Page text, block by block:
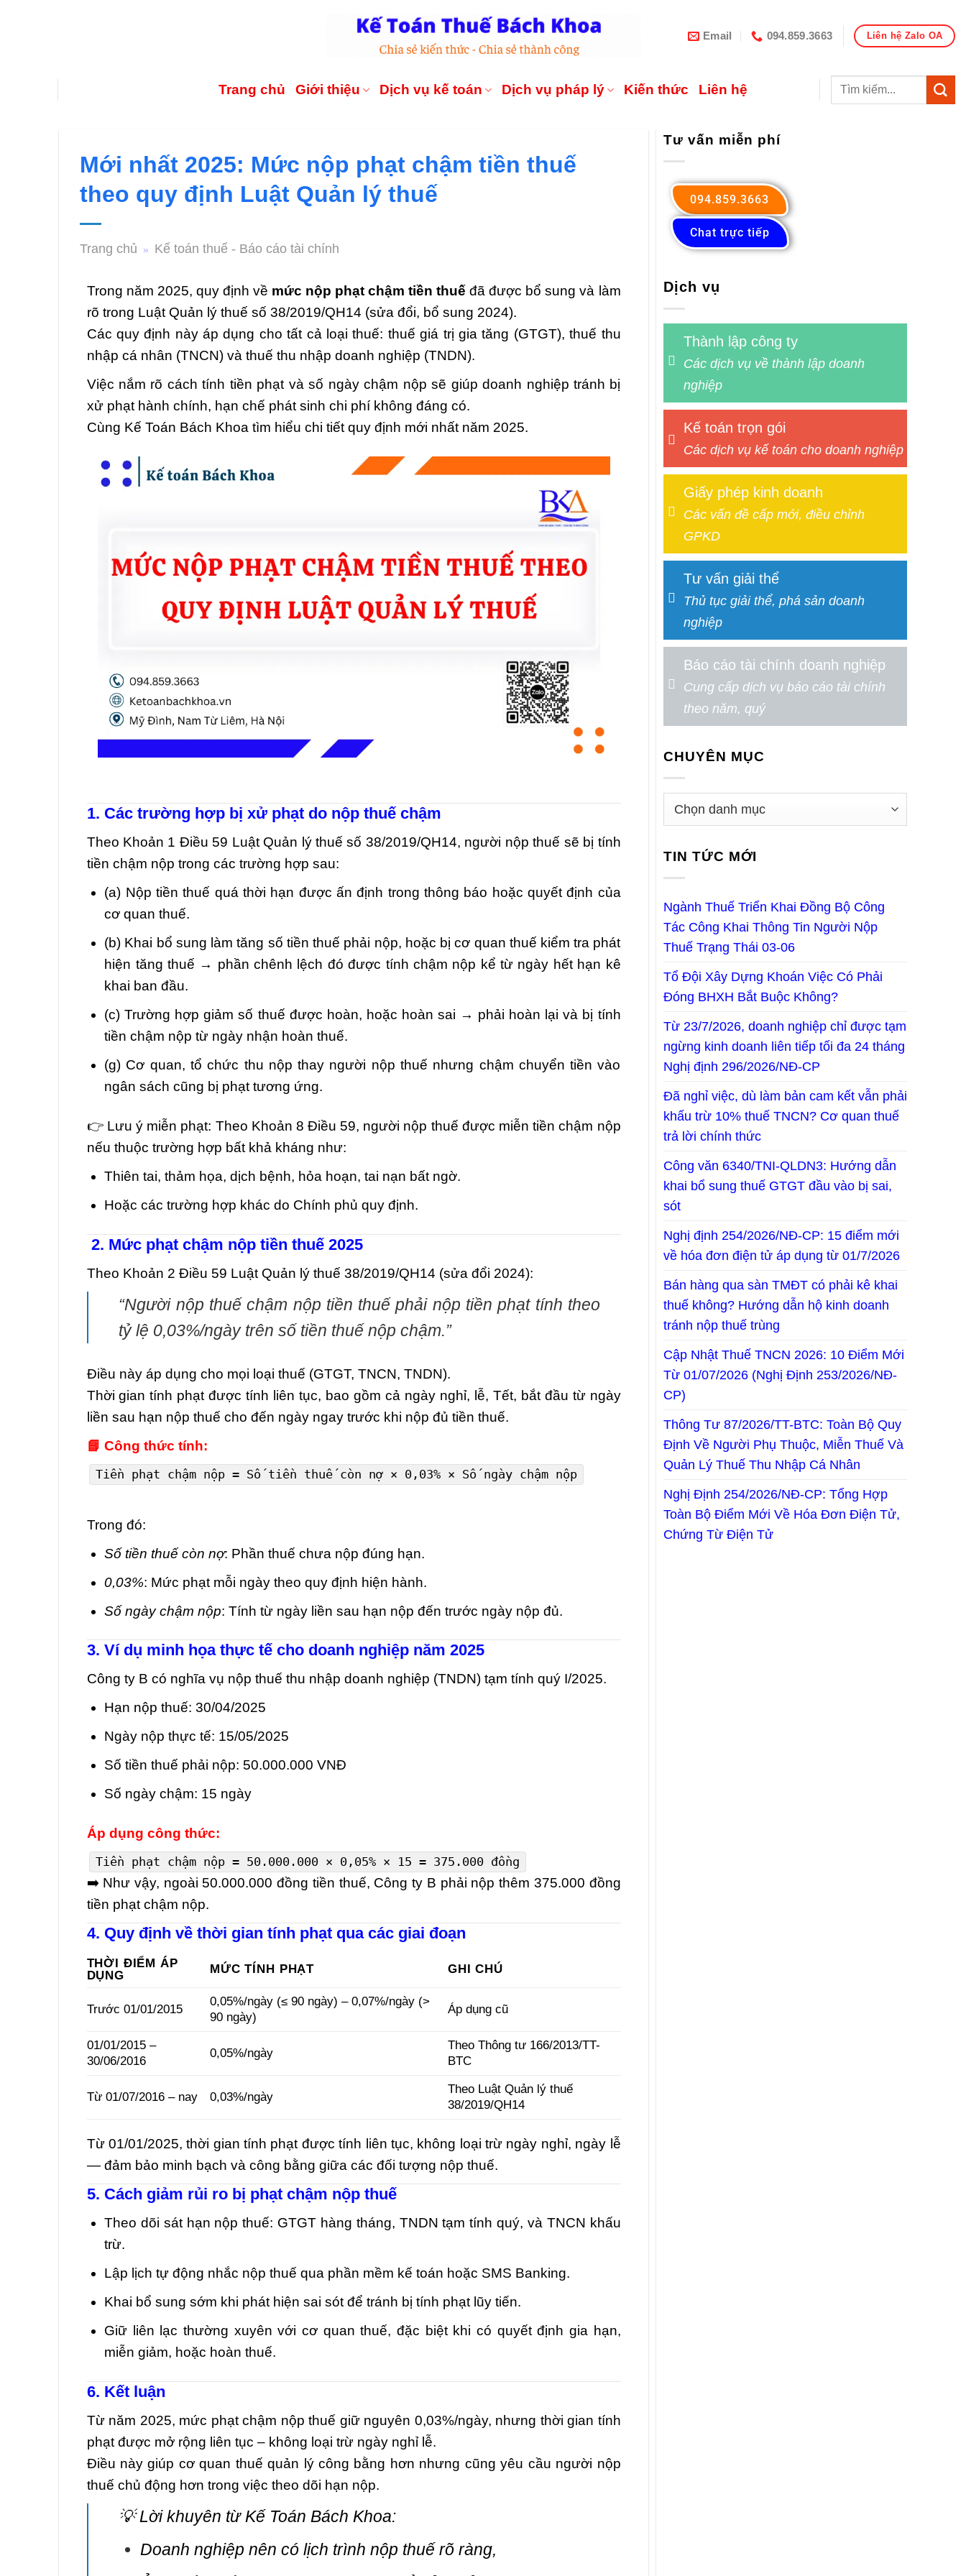
Email 094.859.3663 Liên hệ Zalo OA
Trang chủ Giới thiệu Dịch vụ kế toán Dịch vụ pháp lý Kiến thức Liên hệ
Mới nhất 2025: Mức nộp phạt chậm tiền thuế
theo quy định Luật Quản lý thuế
Trang chủ » Kế toán thuế - Báo cáo tài chính
Trong năm 2025, quy định về mức nộp phạt chậm tiền thuế đã được bổ sung và làm
rõ trong Luật Quản lý thuế số 38/2019/QH14 (sửa đổi, bổ sung 2024).
Các quy định này áp dụng cho tất cả loại thuế: thuế giá trị gia tăng (GTGT), thuế thu
nhập cá nhân (TNCN) và thuế thu nhập doanh nghiệp (TNDN).
Việc nắm rõ cách tính tiền phạt và số ngày chậm nộp sẽ giúp doanh nghiệp tránh bị
xử phạt hành chính, hạn chế phát sinh chi phí không đáng có.
Cùng Kế Toán Bách Khoa tìm hiểu chi tiết quy định mới nhất năm 2025.
1. Các trường hợp bị xử phạt do nộp thuế chậm
Theo Khoản 1 Điều 59 Luật Quản lý thuế số 38/2019/QH14, người nộp thuế sẽ bị tính
tiền chậm nộp trong các trường hợp sau:
(a) Nộp tiền thuế quá thời hạn được ấn định trong thông báo hoặc quyết định của
cơ quan thuế.
(b) Khai bổ sung làm tăng số tiền thuế phải nộp, hoặc bị cơ quan thuế kiểm tra phát
hiện tăng thuế → phần chênh lệch đó được tính chậm nộp kể từ ngày hết hạn kê
khai ban đầu.
(c) Trường hợp giảm số thuế được hoàn, hoặc hoàn sai → phải hoàn lại và bị tính
tiền chậm nộp từ ngày nhận hoàn thuế.
(g) Cơ quan, tổ chức thu nộp thay người nộp thuế nhưng chậm chuyển tiền vào
ngân sách cũng bị phạt tương ứng.
👉 Lưu ý miễn phạt: Theo Khoản 8 Điều 59, người nộp thuế được miễn tiền chậm nộp
nếu thuộc trường hợp bất khả kháng như:
Thiên tai, thảm họa, dịch bệnh, hỏa hoạn, tai nạn bất ngờ.
Hoặc các trường hợp khác do Chính phủ quy định.
2. Mức phạt chậm nộp tiền thuế 2025
Theo Khoản 2 Điều 59 Luật Quản lý thuế 38/2019/QH14 (sửa đổi 2024):
“Người nộp thuế chậm nộp tiền thuế phải nộp tiền phạt tính theo
tỷ lệ 0,03%/ngày trên số tiền thuế nộp chậm.”
Điều này áp dụng cho mọi loại thuế (GTGT, TNCN, TNDN).
Thời gian tính phạt được tính liên tục, bao gồm cả ngày nghỉ, lễ, Tết, bắt đầu từ ngày
liền sau hạn nộp thuế cho đến ngày ngay trước khi nộp đủ tiền thuế.
📘 Công thức tính:
Tiền phạt chậm nộp =Số tiền thuế còn nợ × 0, 03% × Số ngày chậm nộp
Trong đó:
Số tiền thuế còn nợ: Phần thuế chưa nộp đúng hạn.
0,03%: Mức phạt mỗi ngày theo quy định hiện hành.
Số ngày chậm nộp: Tính từ ngày liền sau hạn nộp đến trước ngày nộp đủ.
3. Ví dụ minh họa thực tế cho doanh nghiệp năm 2025
Công ty B có nghĩa vụ nộp thuế thu nhập doanh nghiệp (TNDN) tạm tính quý I/2025.
Hạn nộp thuế: 30/04/2025
Ngày nộp thực tế: 15/05/2025
Số tiền thuế phải nộp: 50.000.000 VNĐ
Số ngày chậm: 15 ngày
Áp dụng công thức:
Tiền phạt chậm nộp = 50.000.000× 0, 05% × 15 = 375.000 đồng
➡️ Như vậy, ngoài 50.000.000 đồng tiền thuế, Công ty B phải nộp thêm 375.000 đồng
tiền phạt chậm nộp.
4. Quy định về thời gian tính phạt qua các giai đoạn
THỜI ĐIỂM ÁP
DỤNG
MỨC TÍNH PHẠT GHI CHÚ
Trước 01/01/2015
0,05%/ngày (≤ 90 ngày) – 0,07%/ngày (>
90 ngày)
Áp dụng cũ
01/01/2015 –
30/06/2016
0,05%/ngày
Theo Thông tư 166/2013/TT-
BTC
Từ 01/07/2016 – nay 0,03%/ngày
Theo Luật Quản lý thuế
38/2019/QH14
Từ 01/01/2025, thời gian tính phạt được tính liên tục, không loại trừ ngày nghỉ, ngày lễ
— đảm bảo minh bạch và công bằng giữa các đối tượng nộp thuế.
5. Cách giảm rủi ro bị phạt chậm nộp thuế
Theo dõi sát hạn nộp thuế: GTGT hàng tháng, TNDN tạm tính quý, và TNCN khấu
trừ.
Lập lịch tự động nhắc nộp thuế qua phần mềm kế toán hoặc SMS Banking.
Khai bổ sung sớm khi phát hiện sai sót để tránh bị tính phạt lũy tiến.
Giữ liên lạc thường xuyên với cơ quan thuế, đặc biệt khi có quyết định gia hạn,
miễn giảm, hoặc hoàn thuế.
6. Kết luận
Từ năm 2025, mức phạt chậm nộp thuế giữ nguyên 0,03%/ngày, nhưng thời gian tính
phạt được mở rộng liên tục – không loại trừ ngày nghỉ lễ.
Điều này giúp cơ quan thuế quản lý công bằng hơn nhưng cũng yêu cầu người nộp
thuế chủ động hơn trong việc theo dõi hạn nộp.
💡 Lời khuyên từ Kế Toán Bách Khoa:
Doanh nghiệp nên có lịch trình nộp thuế rõ ràng,
Tư vấn miễn phí
094.859.3663
Chat trực tiếp
Dịch vụ
Thành lập công ty
Các dịch vụ về thành lập doanh
nghiệp
Kế toán trọn gói
Các dịch vụ kế toán cho doanh nghiệp
Giấy phép kinh doanh
Các vấn đề cấp mới, điều chỉnh
GPKD
Tư vấn giải thể
Thủ tục giải thể, phá sản doanh
nghiệp
Báo cáo tài chính doanh nghiệp
Cung cấp dịch vụ báo cáo tài chính
theo năm, quý
CHUYÊN MỤC
TIN TỨC MỚI
Ngành Thuế Triển Khai Đồng Bộ Công
Tác Công Khai Thông Tin Người Nộp
Thuế Trạng Thái 03-06
Tổ Đội Xây Dựng Khoán Việc Có Phải
Đóng BHXH Bắt Buộc Không?
Từ 23/7/2026, doanh nghiệp chỉ được tạm
ngừng kinh doanh liên tiếp tối đa 24 tháng
Nghị định 296/2026/NĐ-CP
Đã nghỉ việc, dù làm bản cam kết vẫn phải
khấu trừ 10% thuế TNCN? Cơ quan thuế
trả lời chính thức
Công văn 6340/TNI-QLDN3: Hướng dẫn
khai bổ sung thuế GTGT đầu vào bị sai,
sót
Nghị định 254/2026/NĐ-CP: 15 điểm mới
về hóa đơn điện tử áp dụng từ 01/7/2026
Bán hàng qua sàn TMĐT có phải kê khai
thuế không? Hướng dẫn hộ kinh doanh
tránh nộp thuế trùng
Cập Nhật Thuế TNCN 2026: 10 Điểm Mới
Từ 01/07/2026 (Nghị Định 253/2026/NĐ-
CP)
Thông Tư 87/2026/TT-BTC: Toàn Bộ Quy
Định Về Người Phụ Thuộc, Miễn Thuế Và
Quản Lý Thuế Thu Nhập Cá Nhân
Nghị Định 254/2026/NĐ-CP: Tổng Hợp
Toàn Bộ Điểm Mới Về Hóa Đơn Điện Tử,
Chứng Từ Điện Tử